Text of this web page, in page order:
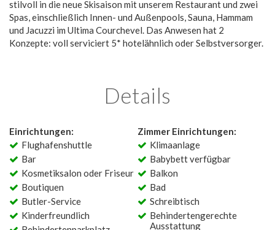
stilvoll in die neue Skisaison mit unserem Restaurant und zwei
Spas, einschließlich Innen- und Außenpools, Sauna, Hammam
und Jacuzzi im Ultima Courchevel. Das Anwesen hat 2
Konzepte: voll serviciert 5* hotelähnlich oder Selbstversorger.
Details
Einrichtungen:
Flughafenshuttle
Bar
Kosmetiksalon oder Friseur
Boutiquen
Butler-Service
Kinderfreundlich
Zimmer Einrichtungen:
Klimaanlage
Babybett verfügbar
Balkon
Bad
Schreibtisch
Behindertengerechte
Ausstattung